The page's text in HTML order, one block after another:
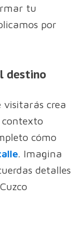
tu
por
destino
visitarás crea
contexto
cómo
. Imagina
detalles